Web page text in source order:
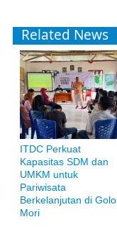
Related News
ITDC Perkuat
Kapasitas SDM dan
UMKM untuk
Pariwisata
Berkelanjutan di Golo
Mori